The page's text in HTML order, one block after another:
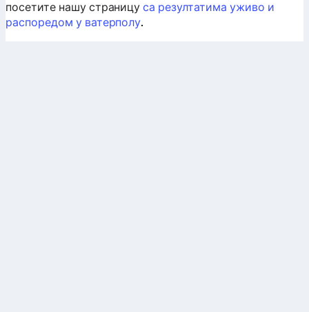
посетите нашу страницуса резултатима уживо и
распоредом у ватерполу.